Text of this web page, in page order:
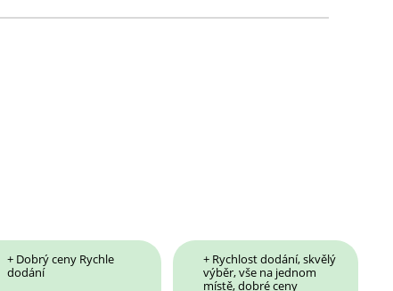
+ Dobrý ceny Rychle
dodání
+ Rychlost dodání, skvělý
výběr, vše na jednom
místě, dobré ceny